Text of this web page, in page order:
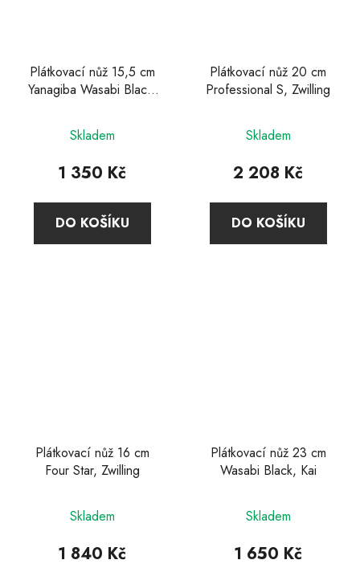
Plátkovací nůž 15,5 cm
Yanagiba Wasabi Black,
hodnocení
produktu
4,8
z
Skladem
1 350 Kč
DO KOŠÍKU
Plátkovací nůž 20 cm
Professional S, Zwilling
hodnocení
produktu
5,0
z
Skladem
2 208 Kč
DO KOŠÍKU
Plátkovací nůž 16 cm
Four Star, Zwilling
Skladem
1 840 Kč
Plátkovací nůž 23 cm
Wasabi Black, Kai
hodnocení
produktu
Skladem
1 650 Kč